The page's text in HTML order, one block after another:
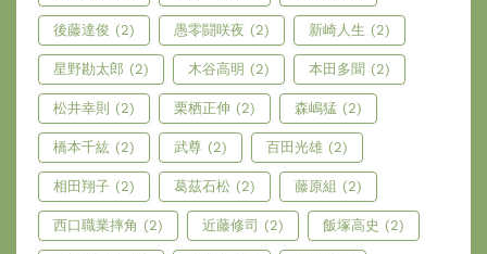
後藤達俊 (2) 愚零闘咲夜 (2) 新崎人生 (2)
星野勘太郎 (2) 木谷高明 (2) 本田多聞 (2)
松井幸則 (2) 栗栖正伸 (2) 森嶋猛 (2)
橋本千紘 (2) 武尊 (2) 百田光雄 (2)
相田翔子 (2) 葛茲石松 (2) 藤原組 (2)
西口職業摔角 (2) 近藤修司 (2) 飯塚高史 (2)